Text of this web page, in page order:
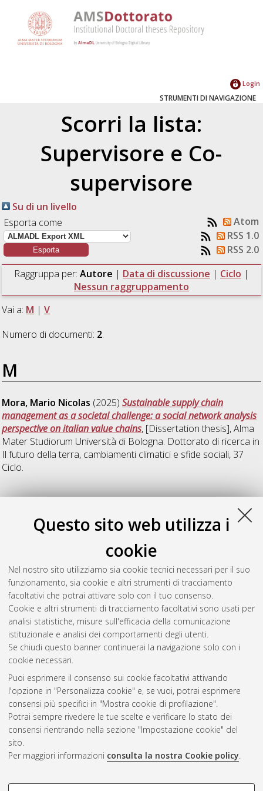
Questo sito web utilizza i
cookie
Nel nostro sito utilizziamo sia cookie tecnici necessari per il suo
funzionamento, sia cookie e altri strumenti di tracciamento
facoltativi che potrai attivare solo con il tuo consenso.
Cookie e altri strumenti di tracciamento facoltativi sono usati per
analisi statistiche, misure sull'efficacia della comunicazione
istituzionale e analisi dei comportamenti degli utenti.
Se chiudi questo banner continuerai la navigazione solo con i
cookie necessari.
Puoi esprimere il consenso sui cookie facoltativi attivando
l'opzione in "Personalizza cookie" e, se vuoi, potrai esprimere
consensi più specifici in "Mostra cookie di profilazione".
Potrai sempre rivedere le tue scelte e verificare lo stato dei
consensi rientrando nella sezione "Impostazione cookie" del
sito.
Per maggiori informazioni consulta la nostra Cookie policy.
COOKIE DI PROFILAZIONE -
Login
STRUMENTI DI NAVIGAZIONE
Scorri la lista:
Supervisore e Co-
supervisore
Su di un livello
Esporta come
Atom
RSS 1.0
RSS 2.0
Raggruppa per: Autore | Data di discussione | Ciclo |
Nessun raggruppamento
Vai a: M |V
Numero di documenti: 2.
M
Mora, Mario Nicolas (2025)Sustainable supply chain
management as a societal challenge: a social network analysis
perspective on italian value chains, [Dissertation thesis], Alma
Mater Studiorum Università di Bologna. Dottorato di ricerca in
Il futuro della terra, cambiamenti climatici e sfide sociali, 37
Ciclo.
V
Vagnini, Chiara(2025) Cognitive biases in sustainable
operations and supply chain management. Empirical evidence
and implications in sustainable sourcing
Alma Mater Studiorum Università di Bologna. Dottorato di
ricerca inManagement, 36 Ciclo.
Questa lista e' stata generata il Wed Aug 5 20:43:34 2026
Atom
Rss 1.0
Rss 2.0
ISSN: 2038-7946
Impostazioni Cookie